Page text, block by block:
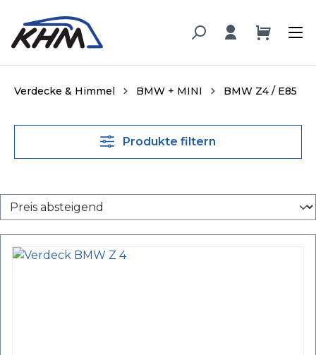
springen
Verdecke & Himmel BMW + MINI BMW Z4 / E85
Produkte filtern